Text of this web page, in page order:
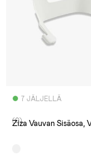
7 JÄLJELLÄ
(0)
Ziza Vauvan Sisäosa,